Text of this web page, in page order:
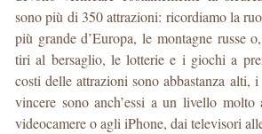
sono più di 350 attrazioni: ricordiamo la
più grande d’Europa, le montagne russe
tiri al bersaglio, le lotterie e i giochi a
costi delle attrazioni sono abbastanza alti,
vincere sono anch’essi a un livello
videocamere o agli iPhone, dai televisori